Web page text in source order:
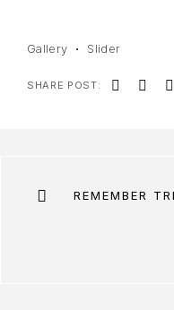
Gallery Slider
SHARE POST:
REMEMBER